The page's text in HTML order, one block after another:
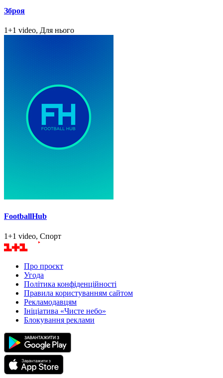
Зброя
1+1 video, Для нього
FootballHub
1+1 video, Спорт
Про проєкт
Угода
Політика конфіденційності
Правила користуванням сайтом
Рекламодавцям
Ініціатива «Чисте небо»
Блокування реклами